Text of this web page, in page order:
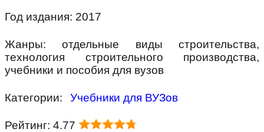
Год издания: 2017
Жанры: отдельные виды строительства,
технология строительного производства,
учебники и пособия для вузов
Категории: Учебники для ВУЗов
Рейтинг: 4.77